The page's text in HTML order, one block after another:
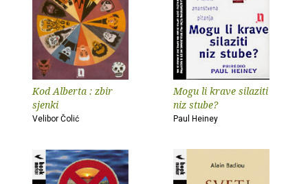
Kod Alberta : zbir
sjenki
Velibor Čolić
Mogu li krave silaziti
niz stube?
Paul Heiney